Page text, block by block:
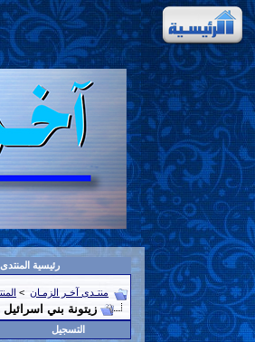
رئيسية المنتدى
منتـدى آخـر الزمـان >
زيتونة بني
التسجيل